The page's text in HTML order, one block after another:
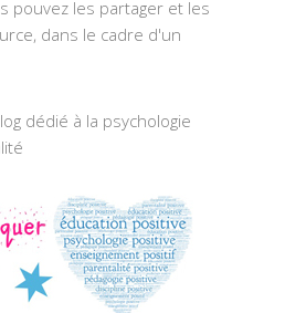
pouvez les partager et les
dans le cadre d'un
dédié à la psychologie